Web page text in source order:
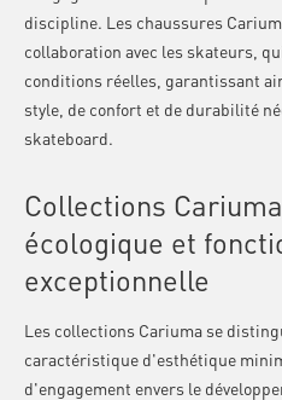
discipline. Les chaussures
collaboration avec les skateurs,
conditions réelles, garantissant
style, de confort et de durabilité
skateboard.
Collections
écologique et
exceptionnelle
Les collections Cariuma se
caractéristique d'esthétique
d'engagement envers le